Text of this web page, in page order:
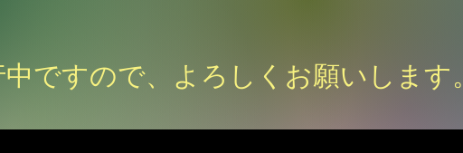
ですので、よろしくお願いします。